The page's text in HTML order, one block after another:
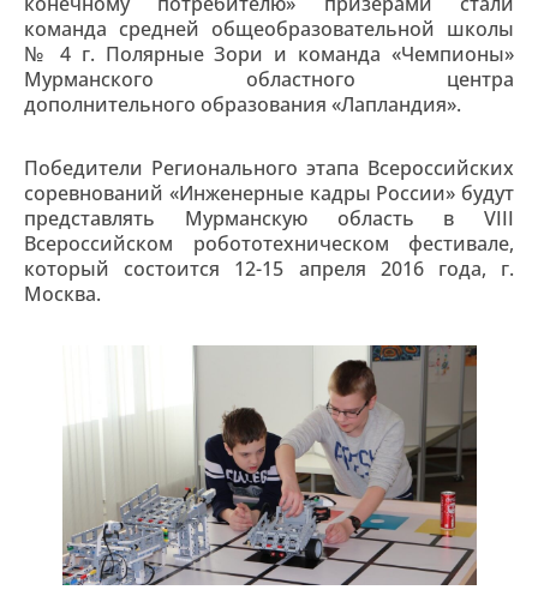
команда средней общеобразовательной школы
№ 4 г. Полярные Зори и команда «Чемпионы»
Мурманского областного центра
дополнительного образования «Лапландия».
Победители Регионального этапа Всероссийских
соревнований «Инженерные кадры России» будут
представлять Мурманскую область в VIII
Всероссийском робототехническом фестивале,
который состоится 12-15 апреля 2016 года, г.
Москва.